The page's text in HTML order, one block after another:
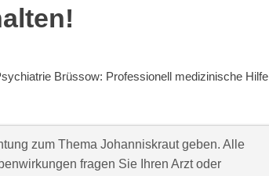
Brüssow: Professionell medizinische Hilfe
zum Thema Johanniskraut geben. Alle
fragen Sie Ihren Arzt oder